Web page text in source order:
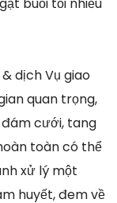
dịch Vụ giao
quan trọng,
đám cưới, tang
toàn có thể
xử lý một
huyết, đem về